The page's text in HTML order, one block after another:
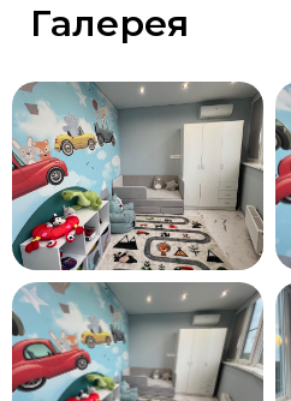
Галерея